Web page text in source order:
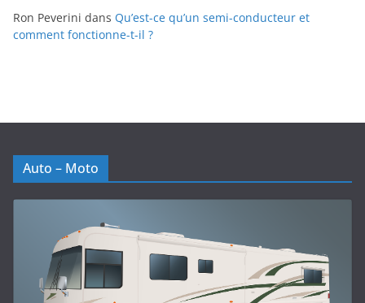
Ron Peverini dans Qu’est-ce qu’un semi-conducteur et
comment fonctionne-t-il ?
Auto – Moto